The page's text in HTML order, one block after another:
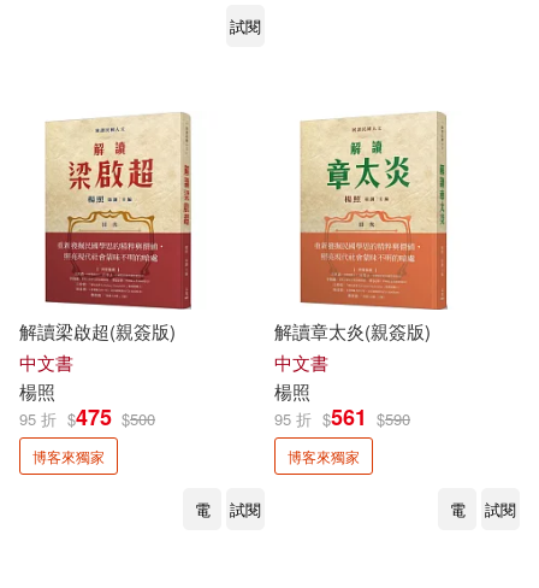
海明威(2)
阿嘉莎．克莉絲蒂(2)
陳垣三(2)
黃崇凱(2)
Yang Mu (楊牧)(1)
[英]格雷厄姆 著 [英]烏爾斯坦 改寫
廣西師範大學出版社(7)
本事出版社(7)
國防工業出版社(5)
生活‧讀書‧新知三聯書店(5)
城邦學院(4) 時報出版(4)
本事文化(4)
中國人口出版社(3)
可海外宅配(250)
可港澳店取(249)
可新加坡店取(249)
可菲律賓店取(249)
電子書
試閱
解讀梁啟超(親簽版)
中文書
楊照
95 折 $475 $500
博客來獨家
電 試閱
解讀章太炎(親簽版)
中文書
楊照
95 折 $561 $590
博客來獨家
電 試閱